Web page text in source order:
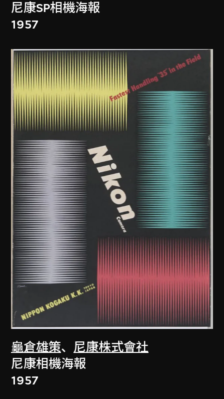
尼康SP相機海報
1957
龜倉雄策、 尼康株式會社
尼康相機海報
1957